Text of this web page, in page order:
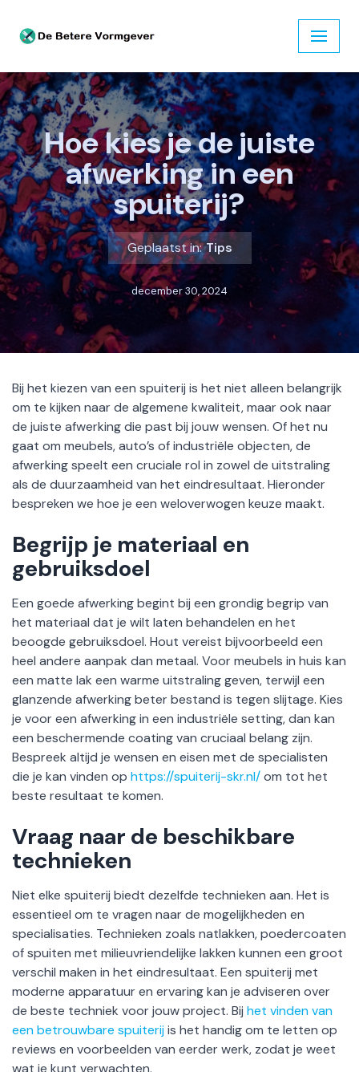
Ga
de
inhoud
Hoe kies je de juiste
afwerking in een
spuiterij?
Geplaatst in: Tips
december 30, 2024
Bij het kiezen van een spuiterij is het niet alleen belangrijk
om te kijken naar de algemene kwaliteit, maar ook naar
de juiste afwerking die past bij jouw wensen. Of het nu
gaat om meubels, auto’s of industriële objecten, de
afwerking speelt een cruciale rol in zowel de uitstraling
als de duurzaamheid van het eindresultaat. Hieronder
bespreken we hoe je een weloverwogen keuze maakt.
Begrijp je materiaal en
gebruiksdoel
Een goede afwerking begint bij een grondig begrip van
het materiaal dat je wilt laten behandelen en het
beoogde gebruiksdoel. Hout vereist bijvoorbeeld een
heel andere aanpak dan metaal. Voor meubels in huis kan
een matte lak een warme uitstraling geven, terwijl een
glanzende afwerking beter bestand is tegen slijtage. Kies
je voor een afwerking in een industriële setting, dan kan
een beschermende coating van cruciaal belang zijn.
Bespreek altijd je wensen en eisen met de specialisten
die je kan vinden op https://spuiterij-skr.nl/om tot het
beste resultaat te komen.
Vraag naar de beschikbare
technieken
Niet elke spuiterij biedt dezelfde technieken aan. Het is
essentieel om te vragen naar de mogelijkheden en
specialisaties. Technieken zoals natlakken, poedercoaten
of spuiten met milieuvriendelijke lakken kunnen een groot
verschil maken in het eindresultaat. Een spuiterij met
moderne apparatuur en ervaring kan je adviseren over
de beste techniek voor jouw project. Bij het vinden van
een betrouwbare spuiterijis het handig om te letten op
reviews en voorbeelden van eerder werk, zodat je weet
wat je kunt verwachten.